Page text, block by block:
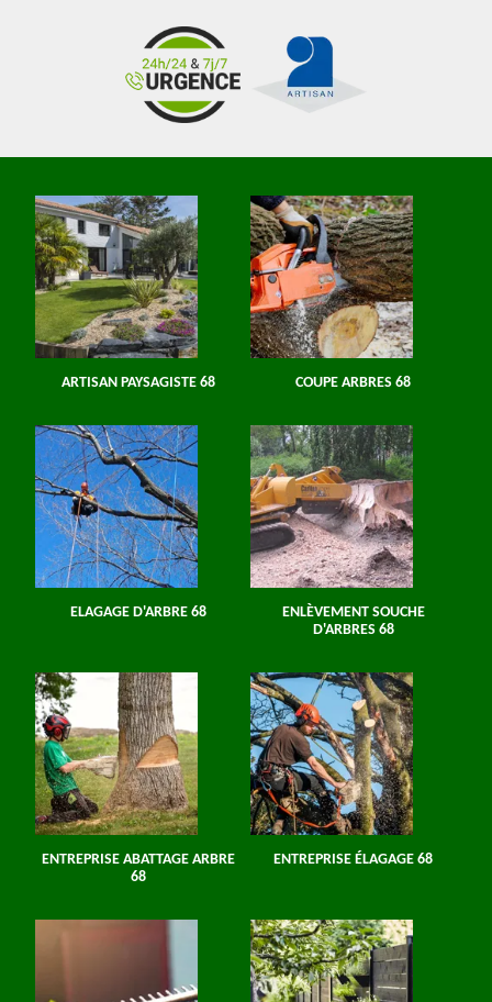
ARTISAN PAYSAGISTE 68 COUPE ARBRES 68
ELAGAGE D'ARBRE 68
ENLÈVEMENT SOUCHE
D'ARBRES 68
ENTREPRISE ABATTAGE ARBRE
68
ENTREPRISE ÉLAGAGE 68